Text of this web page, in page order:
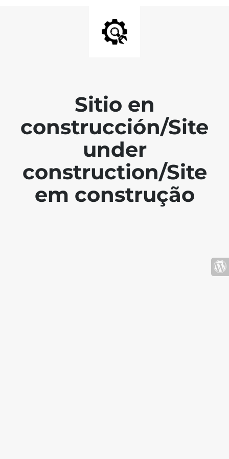
Sitio en
construcción/Site
under
construction/Site
em construção